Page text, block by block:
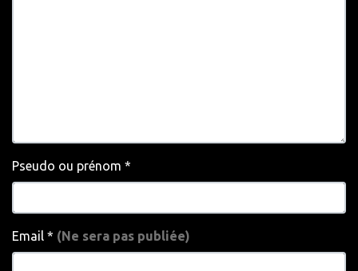
Pseudo ou prénom *
Email * (Ne sera pas publiée)